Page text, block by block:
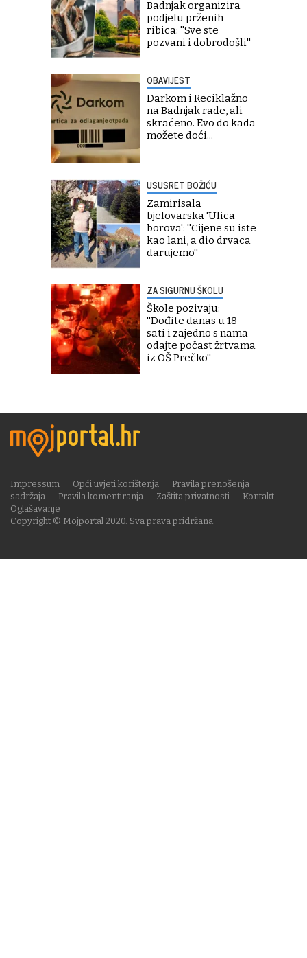
Badnjak organizira
podjelu prženih
ribica: ''Sve ste
pozvani i dobrodošli''
OBAVIJEST
Darkom i Reciklažno
na Badnjak rade, ali
skraćeno. Evo do kada
možete doći...
USUSRET BOŽIĆU
Zamirisala
bjelovarska 'Ulica
borova': ''Cijene su iste
kao lani, a dio drvaca
darujemo''
ZA SIGURNU ŠKOLU
Škole pozivaju:
''Dođite danas u 18
sati i zajedno s nama
odajte počast žrtvama
iz OŠ Prečko''
Copyright © Mojportal 2020. Sva prava pridržana.
Impressum Opći uvjeti korištenja
Pravila prenošenja
sadržaja
Pravila komentiranja Zaštita privatnosti
Kontakt
Oglašavanje